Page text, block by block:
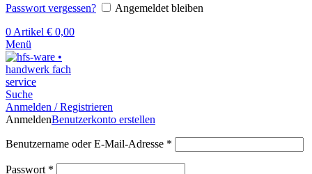
Passwort vergessen?
Angemeldet bleiben
0 Artikel € 0,00
Menü
Suche
Anmelden / Registrieren
AnmeldenBenutzerkonto erstellen
Benutzername oder E-Mail-Adresse *
Passwort *